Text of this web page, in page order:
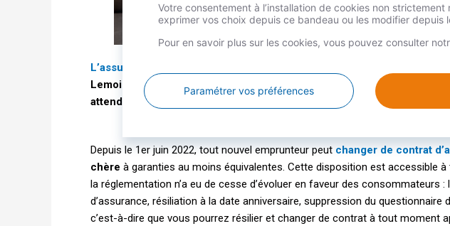
L’assurance emprunteur
Lemoine de juin 2022. En changeant de contrat à tout moment, cette
attendre une quelconque date d’échéance. On vous explique tout.
Depuis le 1er juin 2022, tout nouvel emprunteur peut changer de contrat
chère à garanties au moins équivalentes. Cette disposition est accessible
la réglementation n’a eu de cesse d’évoluer en faveur des consommateurs
d’assurance, résiliation à la date anniversaire, suppression du
c’est-à-dire que vous pourrez résilier et changer de contrat à tout moment
Votre consentement à l’installation de cookies non
exprimer vos choix depuis ce bandeau ou les modifier depuis
Pour en savoir plus sur les cookies, vous pouvez consulter
Paramétrer vos préférences